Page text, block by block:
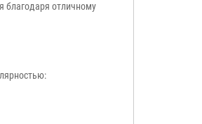
благодаря отличному